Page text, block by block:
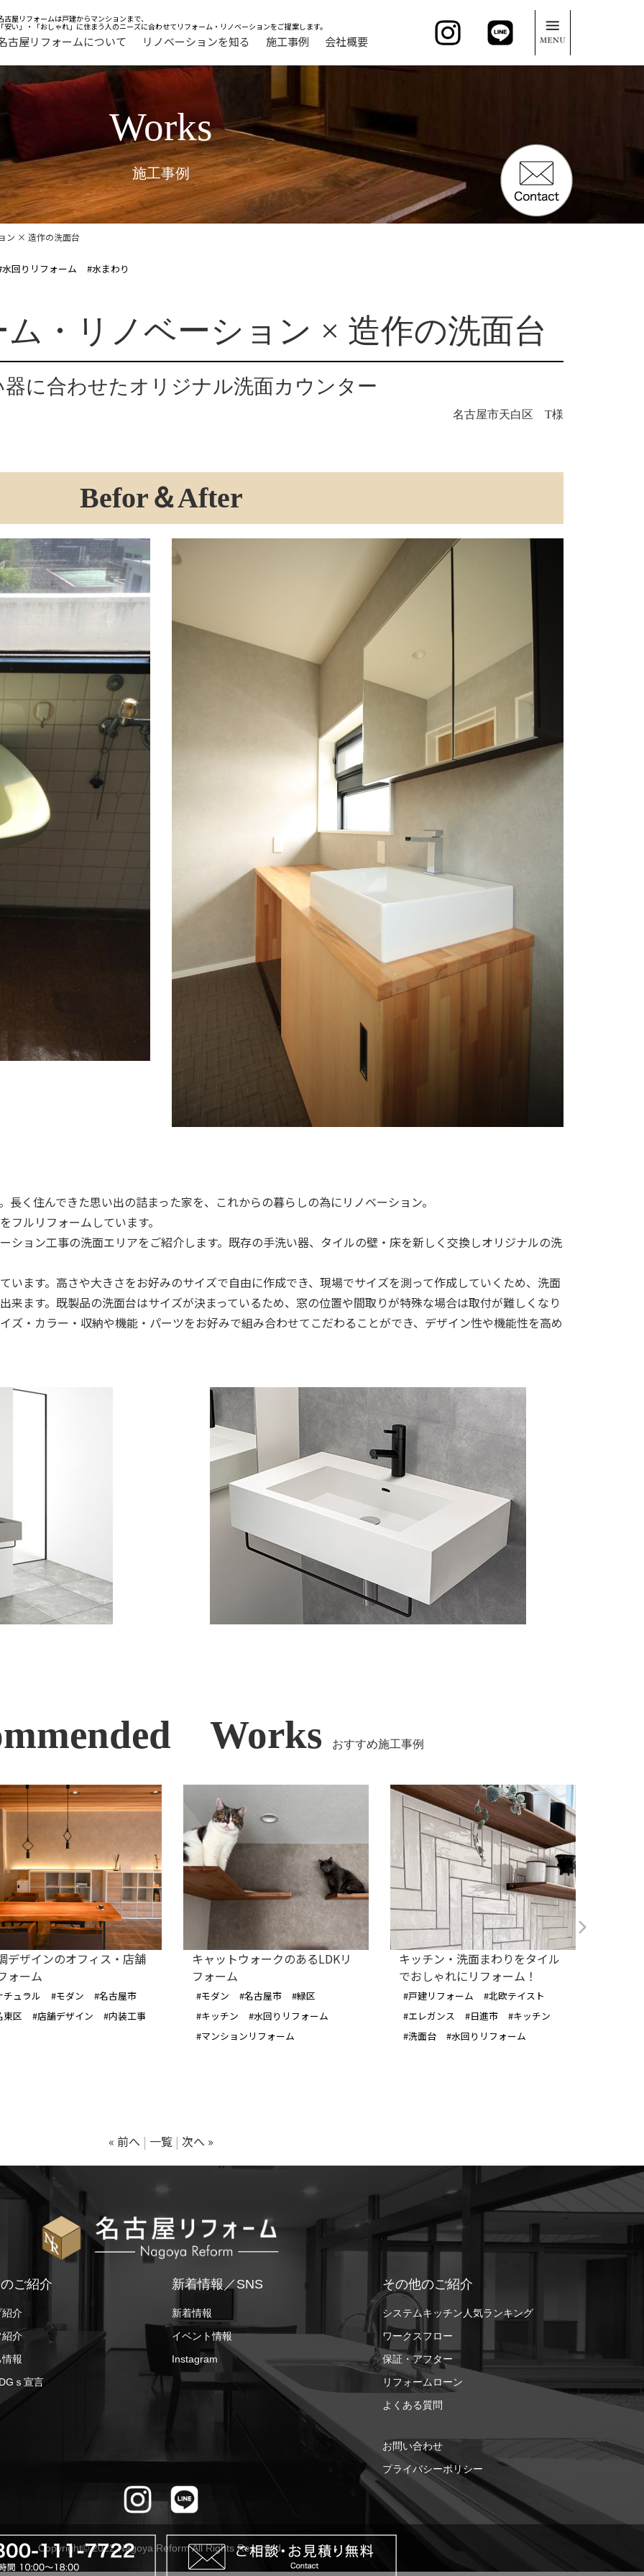
古屋リフォームは戸建からマンションまで、
安い」・「おしゃれ」に住まう人のニーズに合わせてリフォーム・リノベーションをご提案します。
古屋リフォームについて リノベーションを知る 施工事例 会社概要
Works
施工事例
ン × 造作の洗面台
水回りリフォーム #水まわり
・リノベーション × 造作の洗面台
器に合わせたオリジナル洗面カウンター
名古屋市天白区 T様
Befor＆After
く住んできた思い出の詰まった家を、これからの暮らしの為にリノベーション。
ルリフォームしています。
ション工事の洗面エリアをご紹介します。既存の手洗い器、タイルの壁・床を新しく交換しオリジナルの洗
います。高さや大きさをお好みのサイズで自由に作成でき、現場でサイズを測って作成していくため、洗面
来ます。既製品の洗面台はサイズが決まっているため、窓の位置や間取りが特殊な場合は取付が難しくなり
ズ・カラー・収納や機能・パーツをお好みで組み合わせてこだわることができ、デザイン性や機能性を高め
Works おすすめ施工事例
デザインのオフィス・店舗
ォーム
チュラル #モダン
#名古屋市
東区
#店舗デザイン #内装工事
キャットウォークのあるLDKリ
フォーム
#モダン #名古屋市
#緑区
#キッチン
#水回りリフォーム
#マンションリフォーム
キッチン・洗面まわりをタイル
でおしゃれにリフォーム！
#戸建リフォーム
#北欧テイスト
#エレガンス
#日進市
#キッチン
#洗面台
#水回りリフォーム
« 前へ 一覧 次へ »
ご紹介
介
介
報
ｓ宣言
新着情報／SNS
新着情報
イベント情報
Instagram
その他のご紹介
システムキッチン人気ランキング
ワークスフロー
保証・アフター
リフォームローン
よくある質問
お問い合わせ
プライバシーポリシー
Copyright© 2022 Nagoya Reform All Rights Reserved.